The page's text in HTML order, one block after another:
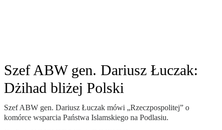
Szef ABW gen. Dariusz Łuczak:
Dżihad bliżej Polski
Szef ABW gen. Dariusz Łuczak mówi „Rzeczpospolitej” o
komórce wsparcia Państwa Islamskiego na Podlasiu.